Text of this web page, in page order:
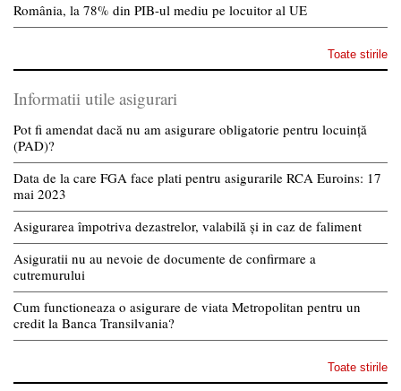
România, la 78% din PIB-ul mediu pe locuitor al UE
Toate stirile
Informatii utile asigurari
Pot fi amendat dacă nu am asigurare obligatorie pentru locuință
(PAD)?
Data de la care FGA face plati pentru asigurarile RCA Euroins: 17
mai 2023
Asigurarea împotriva dezastrelor, valabilă și in caz de faliment
Asiguratii nu au nevoie de documente de confirmare a
cutremurului
Cum functioneaza o asigurare de viata Metropolitan pentru un
credit la Banca Transilvania?
Toate stirile